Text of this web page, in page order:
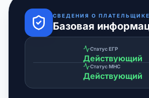
СВЕДЕНИЯ О ПЛАТЕЛЬЩИКЕ
Базовая
Статус ЕГР
Действующий
Статус МНС
Действующий